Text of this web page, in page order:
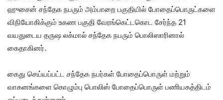
ஹுசைன் சந்தேக நபரும் அம்பாறை பகுதியில் போதைப்பொருட்களை
விநியோகிக்கும் உகண பகுதி வேரங்கெட்டகொட சேர்ந்த 21
வயதுடைய தருஷ லக்மால் சந்தேக நபரும் பொலிஸாரினால்
கைதாகினர்.
கைது செய்யப்பட்ட சந்தேக நபர்கள் போதைப்பொருள் மற்றும்
வாகனங்களை கொழும்பு பொலிஸ் போதைப்பொருள் பணியகத்திடம்